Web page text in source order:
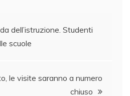
A
p
vi
dell’istruzione. Studenti
scuole
le visite saranno a numero
chiuso